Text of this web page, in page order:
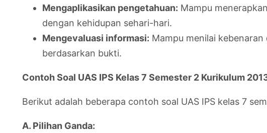
Mengaplikasikan pengetahuan: Mampu
dengan kehidupan sehari-hari.
Mengevaluasi informasi: Mampu menilai
berdasarkan bukti.
Contoh Soal UAS IPS Kelas 7 Semester 2 Kurikulum
Berikut adalah beberapa contoh soal UAS IPS kelas 7
A. Pilihan Ganda: